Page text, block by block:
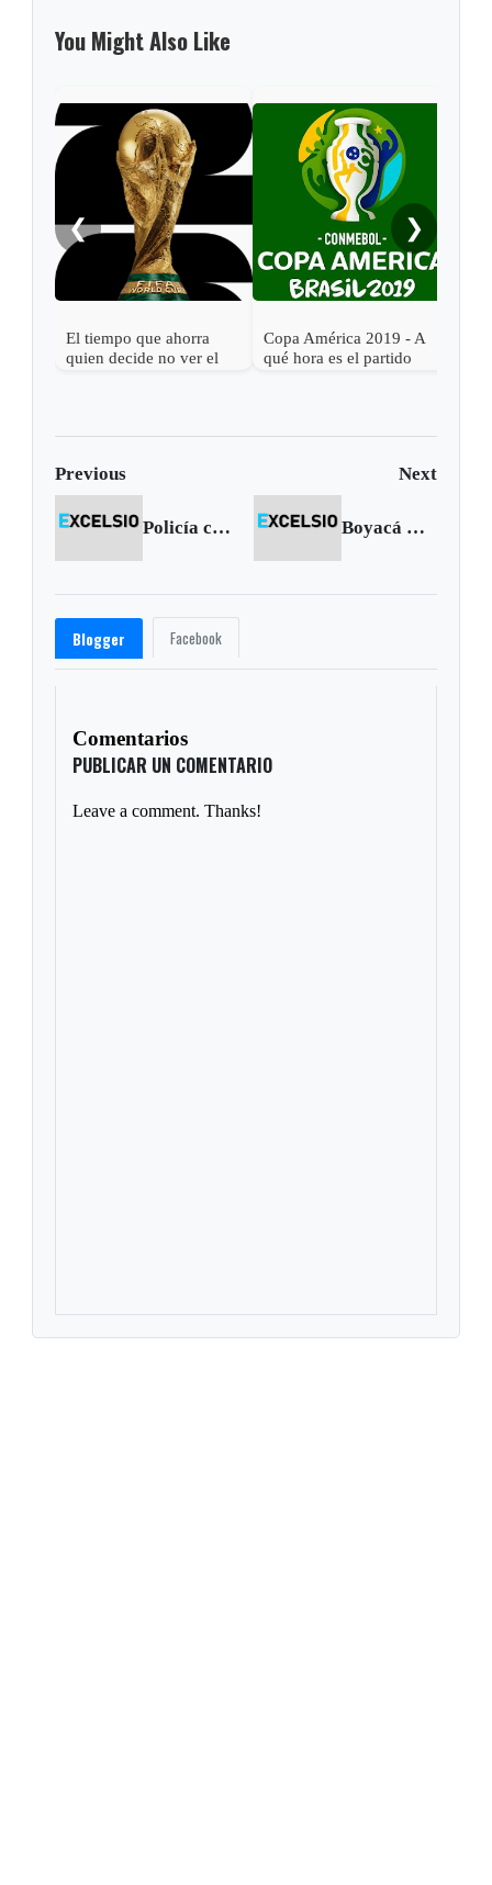
You Might Also Like
❮
El tiempo que ahorra
quien decide no ver el
Copa América 2019 - A
qué hora es el partido
❯
Previous Next
Policía capturó fleteros en Tunja y Oicatá Boyacá Chicó empezó el año sumando
Blogger Facebook
Comentarios
PUBLICAR UN COMENTARIO
Leave a comment. Thanks!